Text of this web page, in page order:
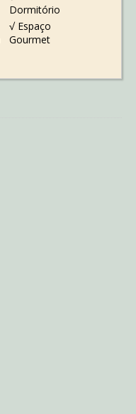
Dormitório
√ Espaço
Gourmet